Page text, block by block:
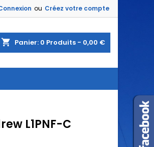
ou Créez votre compte
shopping_cart Panier: 0 Produits - 0,00 €
L1PNF-C